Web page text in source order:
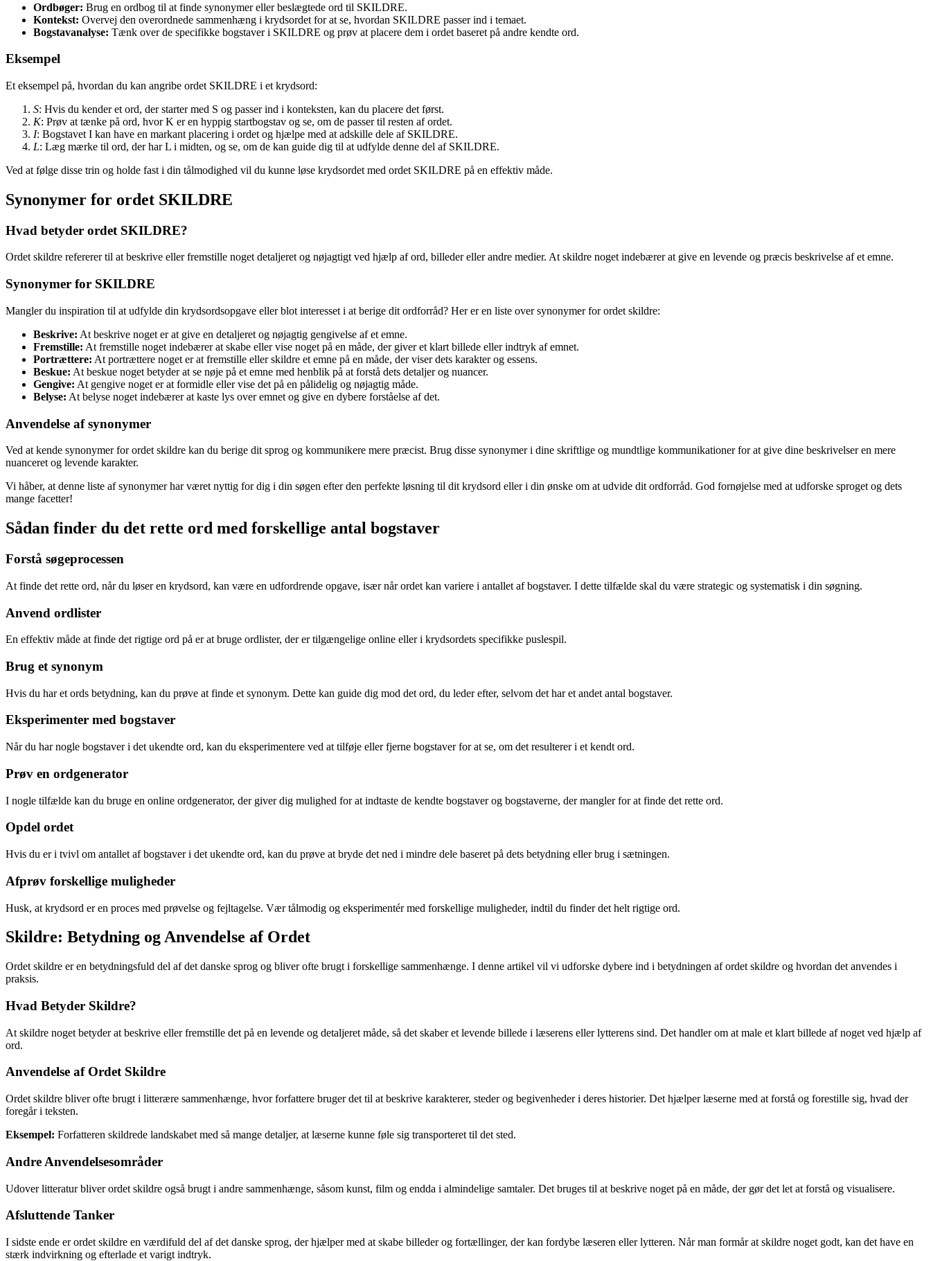
Ordbøger: Brug en ordbog til at finde synonymer eller beslægtede ord til SKILDRE.
Kontekst: Overvej den overordnede sammenhæng i krydsordet for at se, hvordan SKILDRE passer ind i temaet.
Bogstavanalyse: Tænk over de specifikke bogstaver i SKILDRE og prøv at placere dem i ordet baseret på andre kendte ord.
Eksempel
Et eksempel på, hvordan du kan angribe ordet SKILDRE i et krydsord:
S: Hvis du kender et ord, der starter med S og passer ind i konteksten, kan du placere det først.
K: Prøv at tænke på ord, hvor K er en hyppig startbogstav og se, om de passer til resten af ordet.
I: Bogstavet I kan have en markant placering i ordet og hjælpe med at adskille dele af SKILDRE.
L: Læg mærke til ord, der har L i midten, og se, om de kan guide dig til at udfylde denne del af SKILDRE.
Ved at følge disse trin og holde fast i din tålmodighed vil du kunne løse krydsordet med ordet SKILDRE på en effektiv måde.
Synonymer for ordet SKILDRE
Hvad betyder ordet SKILDRE?
Ordet skildre refererer til at beskrive eller fremstille noget detaljeret og nøjagtigt ved hjælp af ord, billeder eller andre medier. At skildre noget indebærer at give en levende og præcis beskrivelse af et emne.
Synonymer for SKILDRE
Mangler du inspiration til at udfylde din krydsordsopgave eller blot interesset i at berige dit ordforråd? Her er en liste over synonymer for ordet skildre:
Beskrive: At beskrive noget er at give en detaljeret og nøjagtig gengivelse af et emne.
Fremstille: At fremstille noget indebærer at skabe eller vise noget på en måde, der giver et klart billede eller indtryk af emnet.
Portrættere: At portrættere noget er at fremstille eller skildre et emne på en måde, der viser dets karakter og essens.
Beskue: At beskue noget betyder at se nøje på et emne med henblik på at forstå dets detaljer og nuancer.
Gengive: At gengive noget er at formidle eller vise det på en pålidelig og nøjagtig måde.
Belyse: At belyse noget indebærer at kaste lys over emnet og give en dybere forståelse af det.
Anvendelse af synonymer
Ved at kende synonymer for ordet skildre kan du berige dit sprog og kommunikere mere præcist. Brug disse synonymer i dine skriftlige og mundtlige kommunikationer for at give dine beskrivelser en mere
nuanceret og levende karakter.
Vi håber, at denne liste af synonymer har været nyttig for dig i din søgen efter den perfekte løsning til dit krydsord eller i din ønske om at udvide dit ordforråd. God fornøjelse med at udforske sproget og dets
mange facetter!
Sådan finder du det rette ord med forskellige antal bogstaver
Forstå søgeprocessen
At finde det rette ord, når du løser en krydsord, kan være en udfordrende opgave, især når ordet kan variere i antallet af bogstaver. I dette tilfælde skal du være strategic og systematisk i din søgning.
Anvend ordlister
En effektiv måde at finde det rigtige ord på er at bruge ordlister, der er tilgængelige online eller i krydsordets specifikke puslespil.
Brug et synonym
Hvis du har et ords betydning, kan du prøve at finde et synonym. Dette kan guide dig mod det ord, du leder efter, selvom det har et andet antal bogstaver.
Eksperimenter med bogstaver
Når du har nogle bogstaver i det ukendte ord, kan du eksperimentere ved at tilføje eller fjerne bogstaver for at se, om det resulterer i et kendt ord.
Prøv en ordgenerator
I nogle tilfælde kan du bruge en online ordgenerator, der giver dig mulighed for at indtaste de kendte bogstaver og bogstaverne, der mangler for at finde det rette ord.
Opdel ordet
Hvis du er i tvivl om antallet af bogstaver i det ukendte ord, kan du prøve at bryde det ned i mindre dele baseret på dets betydning eller brug i sætningen.
Afprøv forskellige muligheder
Husk, at krydsord er en proces med prøvelse og fejltagelse. Vær tålmodig og eksperimentér med forskellige muligheder, indtil du finder det helt rigtige ord.
Skildre: Betydning og Anvendelse af Ordet
Ordet skildre er en betydningsfuld del af det danske sprog og bliver ofte brugt i forskellige sammenhænge. I denne artikel vil vi udforske dybere ind i betydningen af ordet skildre og hvordan det anvendes i
praksis.
Hvad Betyder Skildre?
At skildre noget betyder at beskrive eller fremstille det på en levende og detaljeret måde, så det skaber et levende billede i læserens eller lytterens sind. Det handler om at male et klart billede af noget ved hjælp af
ord.
Anvendelse af Ordet Skildre
Ordet skildre bliver ofte brugt i litterære sammenhænge, hvor forfattere bruger det til at beskrive karakterer, steder og begivenheder i deres historier. Det hjælper læserne med at forstå og forestille sig, hvad der
foregår i teksten.
Eksempel: Forfatteren skildrede landskabet med så mange detaljer, at læserne kunne føle sig transporteret til det sted.
Andre Anvendelsesområder
Udover litteratur bliver ordet skildre også brugt i andre sammenhænge, såsom kunst, film og endda i almindelige samtaler. Det bruges til at beskrive noget på en måde, der gør det let at forstå og visualisere.
Afsluttende Tanker
I sidste ende er ordet skildre en værdifuld del af det danske sprog, der hjælper med at skabe billeder og fortællinger, der kan fordybe læseren eller lytteren. Når man formår at skildre noget godt, kan det have en
stærk indvirkning og efterlade et varigt indtryk.